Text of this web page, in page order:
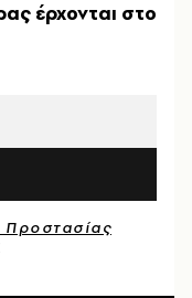
έρχονται στο
Προστασίας